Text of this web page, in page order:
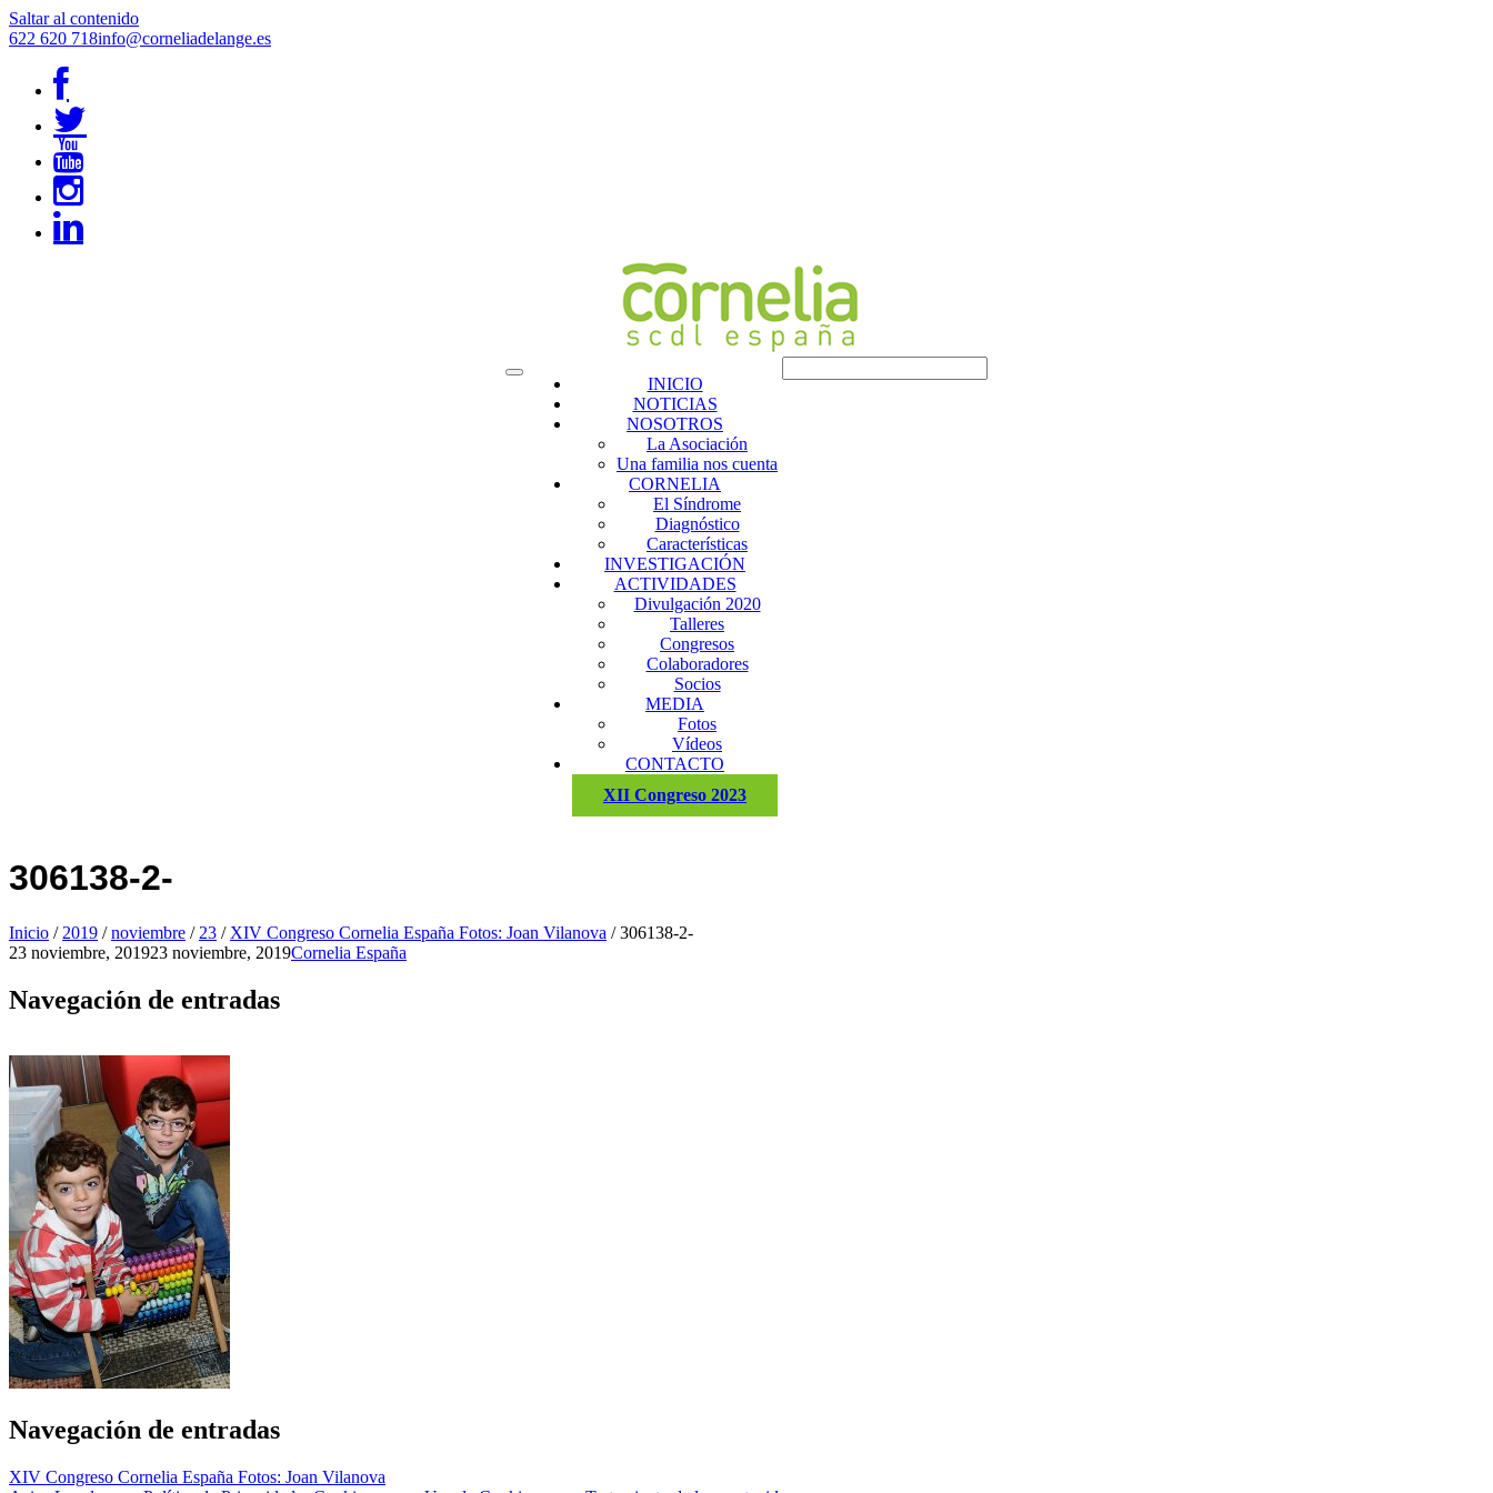
Saltar al contenido
622 620 718info@corneliadelange.es
INICIO
NOTICIAS
NOSOTROS
La Asociación
Una familia nos cuenta
CORNELIA
El Síndrome
Diagnóstico
Características
INVESTIGACIÓN
ACTIVIDADES
Divulgación 2020
Talleres
Congresos
Colaboradores
Socios
MEDIA
Fotos
Vídeos
CONTACTO
XII Congreso 2023
306138-2-
Inicio / 2019 / noviembre / 23 / XIV Congreso Cornelia España Fotos: Joan Vilanova / 306138-2-
23 noviembre, 201923 noviembre, 2019Cornelia España
Navegación de entradas
Navegación de entradas
XIV Congreso Cornelia España Fotos: Joan Vilanova